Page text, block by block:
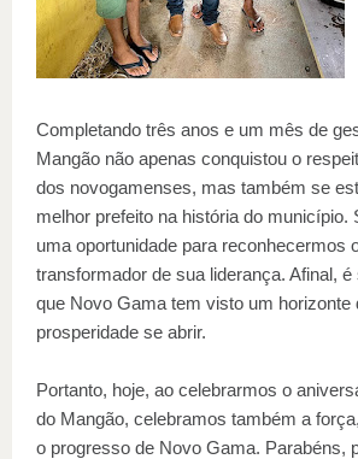
Completando três anos e um mês de
Mangão não apenas conquistou o
dos novogamenses, mas também se
melhor prefeito na história do município.
uma oportunidade para reconhecermos
transformador de sua liderança. Afinal,
que Novo Gama tem visto um horizonte
prosperidade se abrir.
Portanto, hoje, ao celebrarmos o
do Mangão, celebramos também a
o progresso de Novo Gama. Parabéns,